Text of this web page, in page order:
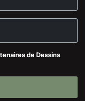
de Dessins